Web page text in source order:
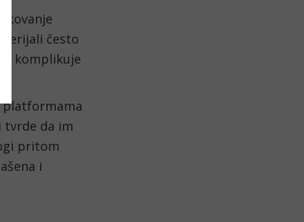
često
komplikuje
platformama
tvrde da im
pritom
i